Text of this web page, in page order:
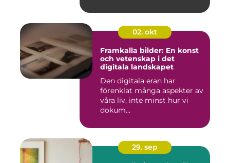
02. okt
Framkalla bilder: En konst
och vetenskap i det
digitala landskapet
Den digitala eran har
förenklat många aspekter av
våra liv, inte minst hur vi
dokum...
29. sep